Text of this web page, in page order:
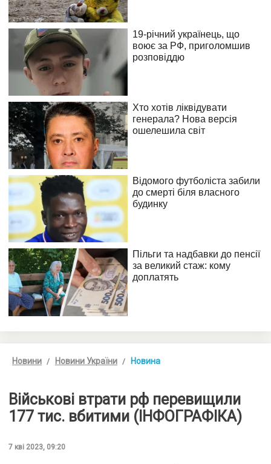
Новини Новини України Новина
Військові втрати рф перевищили
177 тис. вбитими (ІНФОГРАФІКА)
7 кві 2023, 09:20